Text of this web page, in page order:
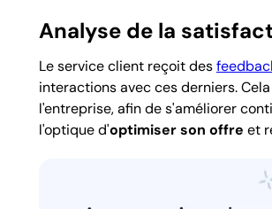
Analyse de la
Le service client reçoit des
interactions avec ces derniers.
l'entreprise, afin de s'améliorer
l'optique d'optimiser son offre et